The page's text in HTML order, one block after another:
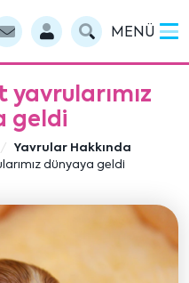
MENÜ
yavrularımız
geldi
Yavrular Hakkında
dünyaya geldi